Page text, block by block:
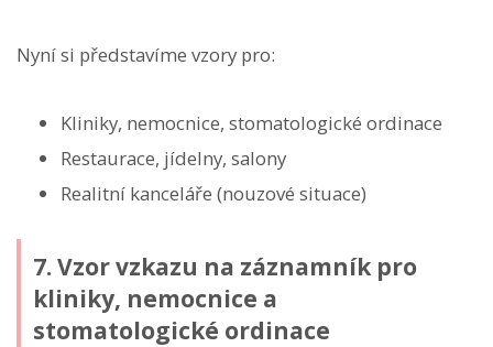
Nyní si představíme vzory pro:
Kliniky, nemocnice, stomatologické ordinace
Restaurace, jídelny, salony
Realitní kanceláře (nouzové situace)
7. Vzor vzkazu na záznamník pro
kliniky, nemocnice a
stomatologické ordinace